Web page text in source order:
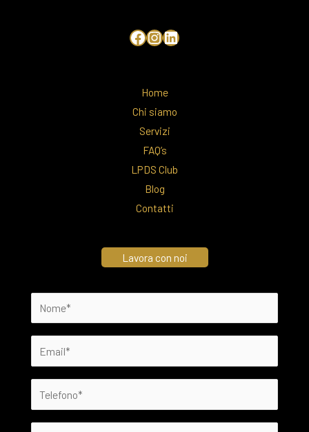
Home
Chi siamo
Servizi
FAQ’s
LPDS Club
Blog
Contatti
Lavora con noi